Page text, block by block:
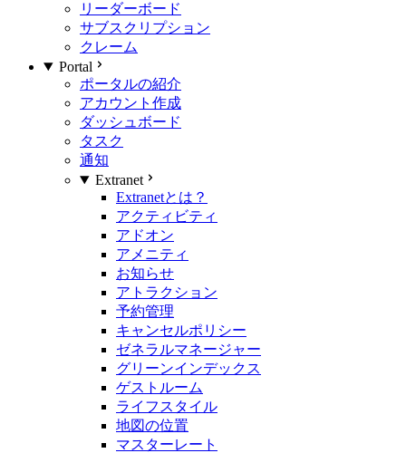
リーダーボード
サブスクリプション
クレーム
Portal
ポータルの紹介
アカウント作成
ダッシュボード
タスク
通知
Extranet
Extranetとは？
アクティビティ
アドオン
アメニティ
お知らせ
アトラクション
予約管理
キャンセルポリシー
ゼネラルマネージャー
グリーンインデックス
ゲストルーム
ライフスタイル
地図の位置
マスターレート